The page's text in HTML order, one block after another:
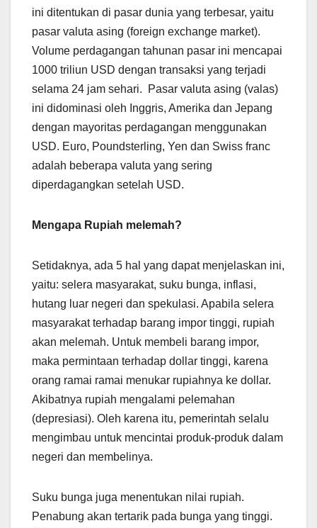
ini ditentukan di pasar dunia yang terbesar, yaitu
pasar valuta asing (foreign exchange market).
Volume perdagangan tahunan pasar ini mencapai
1000 triliun USD dengan transaksi yang terjadi
selama 24 jam sehari. Pasar valuta asing (valas)
ini didominasi oleh Inggris, Amerika dan Jepang
dengan mayoritas perdagangan menggunakan
USD. Euro, Poundsterling, Yen dan Swiss franc
adalah beberapa valuta yang sering
diperdagangkan setelah USD.
Mengapa Rupiah melemah?
Setidaknya, ada 5 hal yang dapat menjelaskan ini,
yaitu: selera masyarakat, suku bunga, inflasi,
hutang luar negeri dan spekulasi. Apabila selera
masyarakat terhadap barang impor tinggi, rupiah
akan melemah. Untuk membeli barang impor,
maka permintaan terhadap dollar tinggi, karena
orang ramai ramai menukar rupiahnya ke dollar.
Akibatnya rupiah mengalami pelemahan
(depresiasi). Oleh karena itu, pemerintah selalu
mengimbau untuk mencintai produk-produk dalam
negeri dan membelinya.
Suku bunga juga menentukan nilai rupiah.
Penabung akan tertarik pada bunga yang tinggi.